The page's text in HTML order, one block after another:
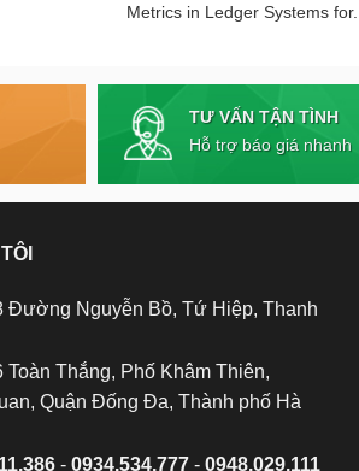
Metrics in Ledger Systems for...
TƯ VẤN TẬN TÌNH
Hỗ trợ báo giá nhanh
Đường Nguyễn Bồ, Tứ Hiệp, Thanh
Thắng, Phố Khâm Thiên,
Quận Đống Đa, Thành phố Hà
-0934.534.777 -0948.029.111